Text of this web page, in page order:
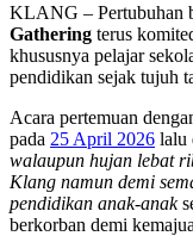
KLANG – Pertubuhan
Gathering terus
khususnya pelajar
pendidikan sejak tujuh
Acara pertemuan
pada 25 April 2026 lalu
walaupun hujan lebat
Klang namun demi
pendidikan anak-anak
berkorban demi